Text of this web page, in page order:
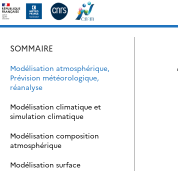
Skip
to
content
SOMMAIRE
Modélisation atmosphérique,
Prévision météorologique,
réanalyse
Modélisation climatique et
simulation climatique
Modélisation composition
atmosphérique
Modélisation surface